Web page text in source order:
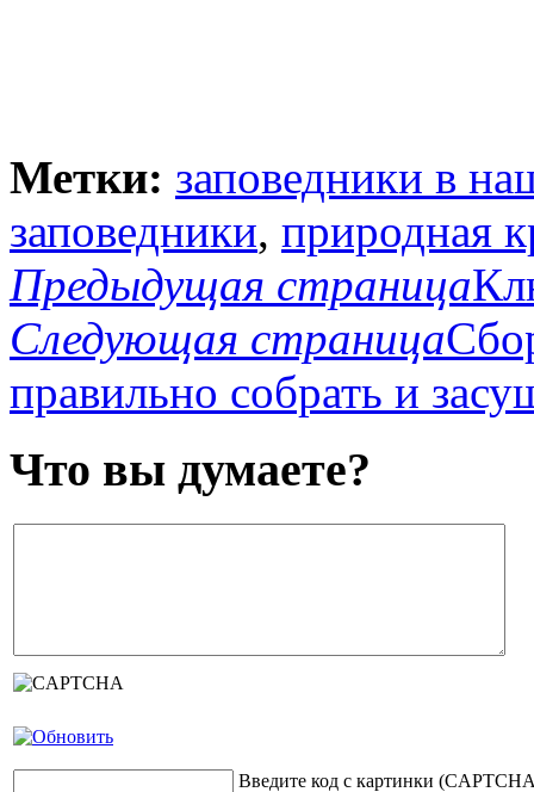
Метки: заповедники в
заповедники, природная
Предыдущая страница
Следующая страница
правильно собрать и
Что вы думаете?
Введите код с картинки